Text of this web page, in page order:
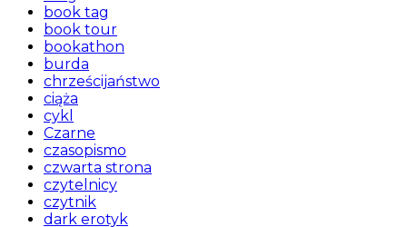
book tag
book tour
bookathon
burda
chrześcijaństwo
ciąża
cykl
Czarne
czasopismo
czwarta strona
czytelnicy
czytnik
dark erotyk